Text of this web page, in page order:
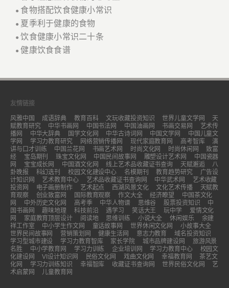
● 食物搭配饮食健康小常识
● 夏季利于健康的食物
●饮食健康小常识二十条
●健康饮食食谱
友情链接
风雅中国 成语辞典 教育百科 文玩收藏投资知识 世界儿童文学网
天
赋教育研究
中华书画网 中国书法网 中国油画网 书画交易网
艺术传
播网
中华大辞典 国学文化网 中华古诗词网 中国文学网
中国儿童文
学网
学习力教育研究 网络营销传播网 现代家庭教育网 高考智库
演
讲与口才训练
中国兰花网 书画艺术网 时尚文化网 时尚休闲网
致富
经
宝岛期刊 珠宝文化网 中国民间故事网 雕塑设计艺术网
中国瓷器
网
宝宝成长网 中国酒文化网 线上艺术品收藏证书查询 天赋邂逅
八
卦晚报
科幻选刊 校园文化建设中心 名模期刊 教育趋势研究
广告设
计知识网
艺术教育中心 艺术品收藏证书查询网 中华武术网
艺术收藏
投资网
电子画册制作 艺术起点 西湖风景文化 文化艺术传播
天赋教
育观察
创业致富网 国际教育观察 作文大全 经济瞭望
中国茶文化
网
中外历史文化网 高考季 中华人物谱 思维谷 股票投资知识
中
国书画网
趣味地理 科技前沿 遇学习 笑话大王 玩中学
爱情文化
网
家庭教育顶层设计 阅读地 思维训练 小说大全 休闲娱乐
余建
祥工作室
中小学生作文网 童话故事网 世界休闲文化网
小故事大全
世界民间故事网
营销策划网 健康生活网 意志力教育
域名投资知识
学习型城市建设
学习力教育智库 家长学院 城市品牌建设网
旅游风景
名胜
中小学教育网 学习力训练 企业培训网 学习力教育中心
校园文
化建设网
VI设计知识网 民俗文化网 戏曲文化网 幸福教育网
茶艺文
化网
学习力训练知识 幸福智库 收藏证书查询网 世界民俗文化网
艺
术启蒙网
儿童教育网